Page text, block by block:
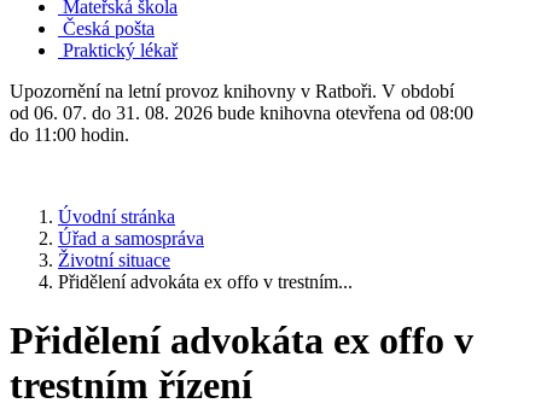
Mateřská škola
Česká pošta
Praktický lékař
Upozornění na letní provoz knihovny v Ratboři. V období
od 06. 07. do 31. 08. 2026 bude knihovna otevřena od 08:00
do 11:00 hodin.
Úvodní stránka
Úřad a samospráva
Životní situace
Přidělení advokáta ex offo v trestním...
Přidělení advokáta ex offo v
trestním řízení